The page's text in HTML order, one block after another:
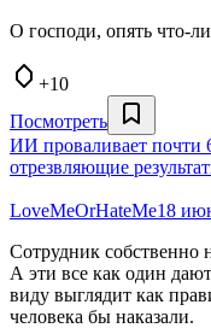
О господи, опять что-
+10
Посмотреть
ИИ проваливает почти
отрезвляющие
LoveMeOrHateMe18
Сотрудник собственно
А эти все как один
виду выглядит как
человека бы наказали.